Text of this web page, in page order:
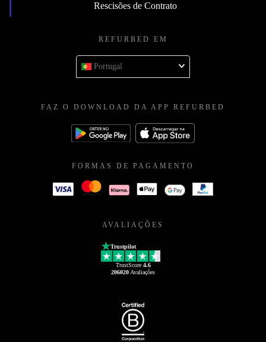
Rescisões de Contrato
REFURBED EM
Portugal
FAZ O DOWNLOAD DA APP REFURBED
FORMAS DE PAGAMENTO
AVALIAÇÕES
Trustpilot
TrustScore 4.6
206020 Avaliações